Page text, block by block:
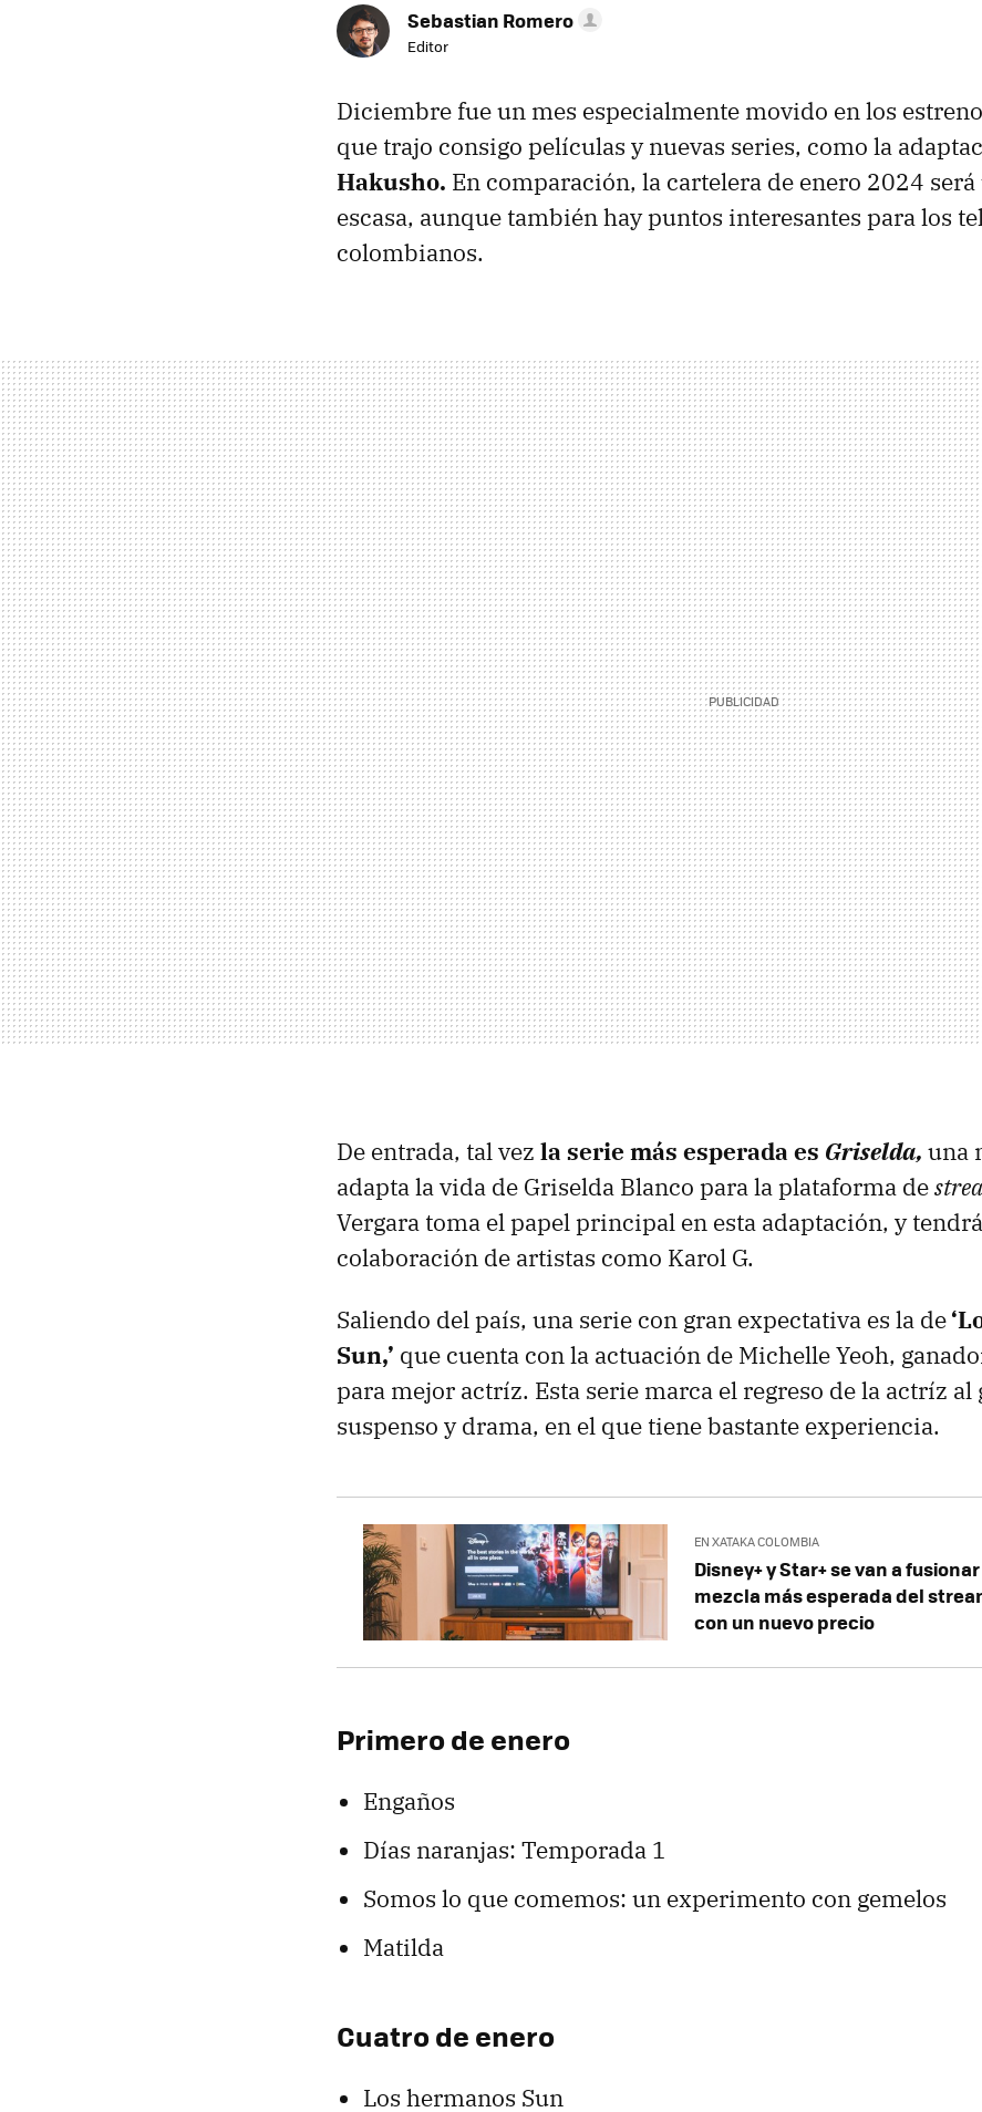
Sebastian Romero
Editor
Diciembre fue un mes especialmente movido en los
que trajo consigo películas y nuevas series, como la
Hakusho. En comparación, la cartelera de enero 2024
escasa, aunque también hay puntos interesantes para los
colombianos.
De entrada, tal vez la serie más esperada es Griselda, una
adapta la vida de Griselda Blanco para la plataforma de
Vergara toma el papel principal en esta adaptación, y
colaboración de artistas como Karol G.
Saliendo del país, una serie con gran expectativa es la de
Sun,’ que cuenta con la actuación de Michelle Yeoh,
para mejor actríz. Esta serie marca el regreso de la actríz al
suspenso y drama, en el que tiene bastante experiencia.
EN XATAKA COLOMBIA
Disney+ y Star+ se van a
mezcla más esperada del
con un nuevo precio
Primero de enero
Engaños
Días naranjas: Temporada 1
Somos lo que comemos: un experimento con gemelos
Matilda
Cuatro de enero
Los hermanos Sun